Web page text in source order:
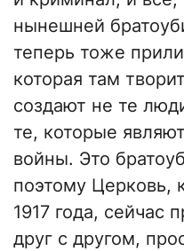
нынешней
теперь тоже
которая там
создают не те
те, которые
войны. Это
поэтому Церковь,
1917 года, сейчас
друг с другом,